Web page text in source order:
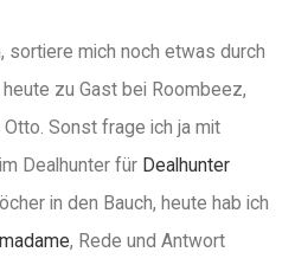
sortiere mich noch etwas durch
zu Gast bei Roombeez,
Sonst frage ich ja mit
Dealhunter für Dealhunter
in den Bauch, heute hab ich
, Rede und Antwort